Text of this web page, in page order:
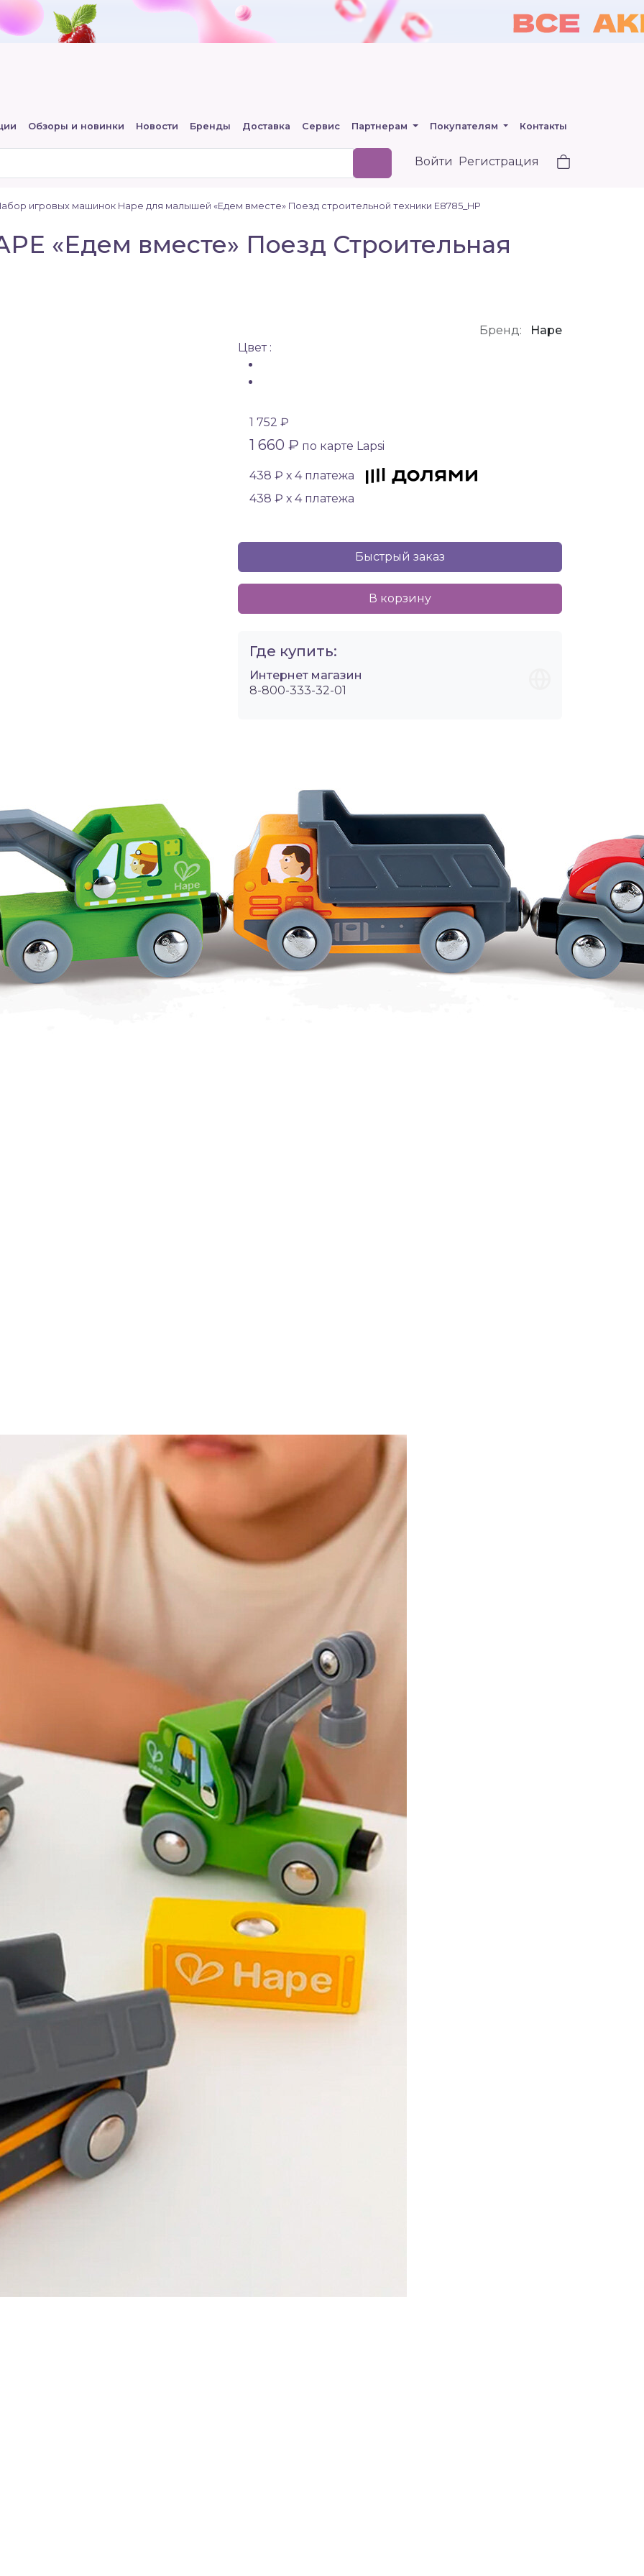
Обзоры и новинки Новости Бренды Доставка Сервис Партнерам Покупателям Контакты
Войти Регистрация
игровых машинок Hape для малышей «Едем вместе» Поезд строительной техники E8785_HP
«Едем вместе» Поезд Строительная
Бренд:
Hape
Цвет :
1 752 ₽
1 660 ₽ по карте Lapsi
438 ₽ х 4 платежа
438 ₽ х 4 платежа
Быстрый заказ
В корзину
Где купить:
Интернет магазин
8-800-333-32-01